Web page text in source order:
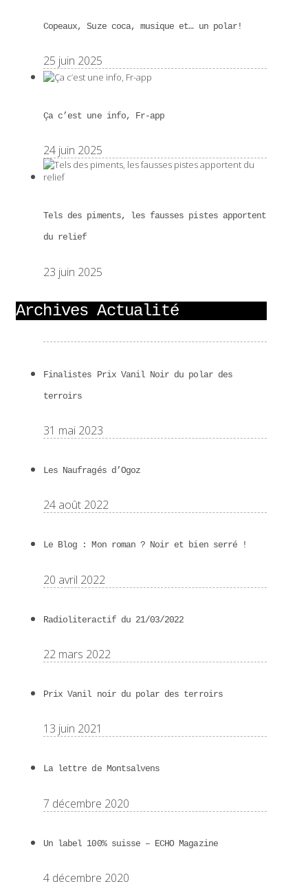
Copeaux, Suze coca, musique et… un polar!
25 juin 2025
Ça c’est une info, Fr-app
24 juin 2025
Tels des piments, les fausses pistes apportent
du relief
23 juin 2025
Archives Actualité
Finalistes Prix Vanil Noir du polar des
terroirs
31 mai 2023
Les Naufragés d’Ogoz
24 août 2022
Le Blog : Mon roman ? Noir et bien serré !
20 avril 2022
Radioliteractif du 21/03/2022
22 mars 2022
Prix Vanil noir du polar des terroirs
13 juin 2021
La lettre de Montsalvens
7 décembre 2020
Un label 100% suisse – ECHO Magazine
4 décembre 2020